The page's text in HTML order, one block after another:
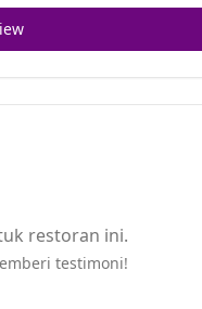
restoran ini.
testimoni!